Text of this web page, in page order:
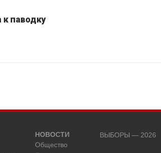
к паводку
НОВОСТИ
Общество
ВЫБОРЫ — 2026